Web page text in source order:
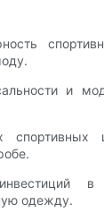
и
в
одежду.